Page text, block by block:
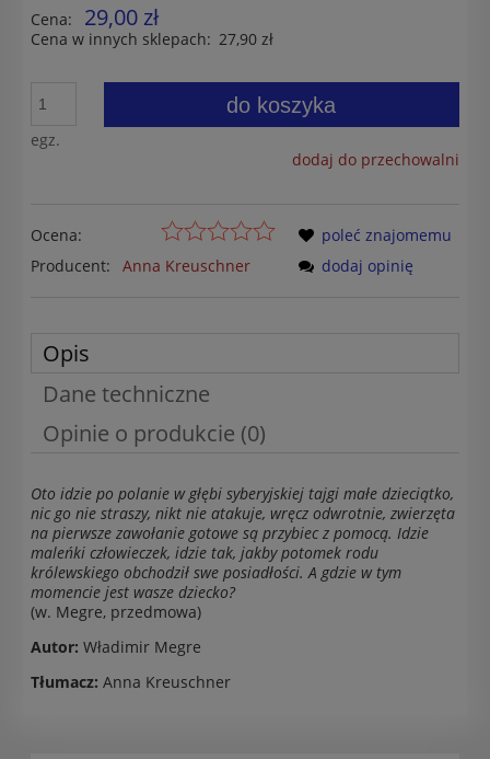
Cena: 29,00 zł
Cena w innych sklepach: 27,90 zł
egz.
do koszyka
dodaj do przechowalni
Ocena:
Producent:
Anna Kreuschner
poleć znajomemu
dodaj opinię
Opis
Dane techniczne
Opinie o produkcie (0)
Oto idzie po polanie w głębi syberyjskiej tajgi małe dzieciątko,
nic go nie straszy, nikt nie atakuje, wręcz odwrotnie, zwierzęta
na pierwsze zawołanie gotowe są przybiec z pomocą. Idzie
maleńki człowieczek, idzie tak, jakby potomek rodu
królewskiego obchodził swe posiadłości. A gdzie w tym
momencie jest wasze dziecko?
(w. Megre, przedmowa)
Autor: Władimir Megre
Tłumacz: Anna Kreuschner